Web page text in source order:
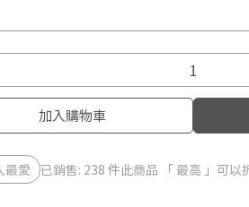
加入購物車
最愛 已銷售: 238 件此商品 「 最高 」可以